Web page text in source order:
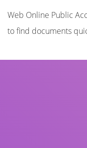
Web Online Public
to find documents